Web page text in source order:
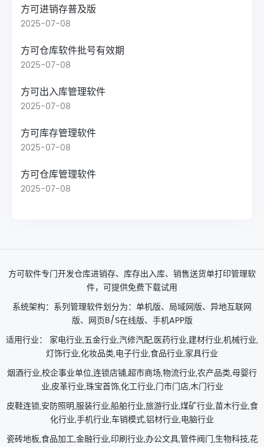
方可进销存普及版
2025-07-08
方可仓库软件批号有效期
2025-07-08
方可出入库管理软件
2025-07-08
方可库存管理软件
2025-07-08
方可仓库管理软件
2025-07-08
方可软件专门开发仓库进销存、库存出入库、销售送货单打印管理软
件，可提供免费下载试用
系统架构：系列管理软件划分为：单机版、局域网版、异地互联网
版、网页B/S在线版、手机APP版
适用行业： 家电行业,五金行业,汽修汽配,医药行业,建材行业,机械行业,
灯饰行业,化妆品类,电子行业,食品行业,家具行业
烟酒行业,校企事业单位,连锁店铺,超市商场,物流行业,农产品类,母婴行
业,皮革行业,珠宝首饰,化工行业,门市门店,木门行业
皮鞋连锁,安防照明,服装行业,船舶行业,旅游行业,煤矿行业,苗木行业,食
化行业,手机行业,车销模式,铝材行业,电脑行业
瓷砖地板,食品加工,金融行业,印刷行业,办公文具,管件阀门,生物科技,花